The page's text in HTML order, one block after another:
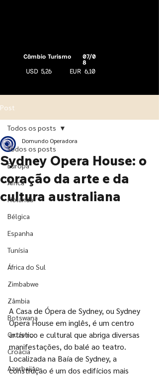
Câmbio Turismo
USD 5,26 EUR
07/0
8
6,10
Post
Todos os posts
Europa
África
Holanda
Bélgica
Espanha
Tunísia
África do Sul
Zimbabwe
Zâmbia
Botswana
Cruzeiro
Croácia
Azerbaijão
Todos os posts
Sydney Opera House: o
coração da arte e da
cultura australiana
Domundo Operadora
A Casa de Ópera de Sydney, ou Sydney
Opera House em inglês, é um centro
artístico e cultural que abriga diversas
manifestações, do balé ao teatro.
Localizada na Baía de Sydney, a
construção é um dos edifícios mais